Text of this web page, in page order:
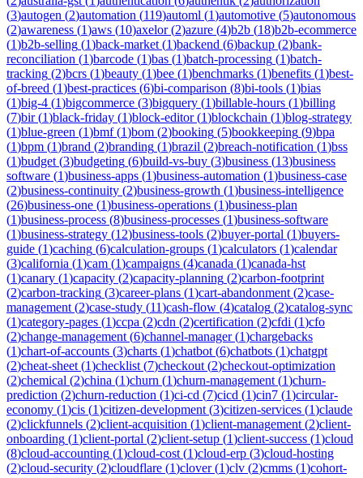
(3)autogen (2)automation (119)automl (1)automotive (5)autonomous
(2)awareness (1)aws (10)axelor(2)azure (4)b2b (18)b2b-ecommerce
(1)b2b-selling (1)back-market (1)backend (6)backup (2)bank-
reconciliation (1)barcode (1)bas (1)batch-processing (1)batch-
tracking (2)bcrs (1)beauty (1)bee (1)benchmarks (1)benefits (1)best-
of-breed (1)best-practices (6)bi-comparison (8)bi-tools (1)bias
(1)big-4 (1)bigcommerce (3)bigquery (1)billable-hours (1)billing
(7)bir(1)black-friday (1)block-editor(1)blockchain (1)blog-strategy
(1)blue-green (1)bmf(1)bom (2)booking (5)bookkeeping (9)bpa
(1)bpm (1)brand (2)branding (1)brazil (2)breach-notification (1)bss
(1)budget (3)budgeting (6)build-vs-buy (3)business (13)business
software (1)business-apps (1)business-automation (1)business-case
(2)business-continuity (2)business-growth (1)business-intelligence
(26)business-one (1)business-operations (1)business-plan
(1)business-process (8)business-processes (1)business-software
(1)business-strategy (12)business-tools (2)buyer-portal (1)buyers-
guide (1)caching (6)calculation-groups (1)calculators (1)calendar
(3)california (1)cam (1)campaigns (4)canada (1)canada-hst
(1)canary (1)capacity (2)capacity-planning (2)carbon-footprint
(2)carbon-tracking (3)career-plans (1)cart-abandonment (2)case-
management (2)case-study (11)cash-flow (4)catalog (2)catalog-sync
(1)category-pages (1)ccpa (2)cdn (2)certification (2)cfdi (1)cfo
(2)change-management (6)channel-manager(1)chargebacks
(1)chart-of-accounts (3)charts (1)chatbot (6)chatbots (1)chatgpt
(2)cheat-sheet (1)checklist (7)checkout (2)checkout-optimization
(2)chemical (2)china (1)churn (1)churn-management (1)churn-
prediction (2)churn-reduction (1)ci-cd (7)cicd (1)cin7 (1)circular-
economy (1)cis (1)citizen-development (3)citizen-services (1)claude
(2)clickfunnels (2)client-acquisition (1)client-management (2)client-
onboarding (1)client-portal (2)client-setup (1)client-success (1)cloud
(8)cloud-accounting (1)cloud-cost (1)cloud-erp (3)cloud-hosting
(2)cloud-security (2)cloudflare (1)clover(1)clv (2)cmms (1)cohort-